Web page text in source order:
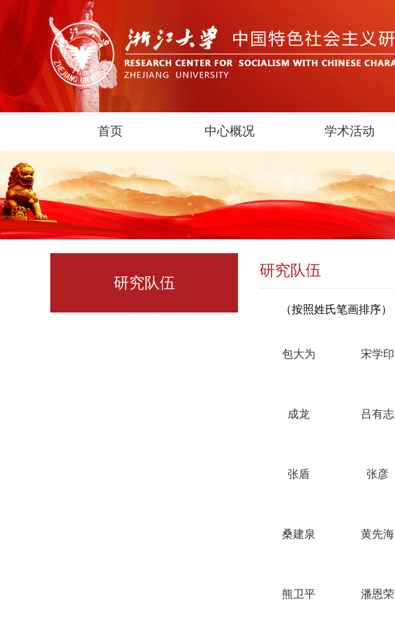
首页 中心概况 学术活动
研究队伍
研究队伍
（按照姓氏笔画排序）
包大为 宋学印
成龙 吕有志
张盾 张彦
桑建泉 黄先海
熊卫平 潘恩荣